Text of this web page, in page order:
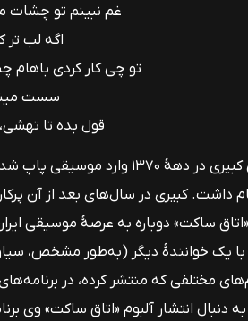
غم نبینم تو چشات
اگه لب
تو چی کار کردی
سست
قول بده تا
«اتاق ساکت» دوباره به عرصهٔ موسیقی
یک خوانندهٔ دیگر (به‌طور مشخص،
مختلفی که منتشر کرده، در
دنبال انتشار آلبوم «اتاق ساکت» وی